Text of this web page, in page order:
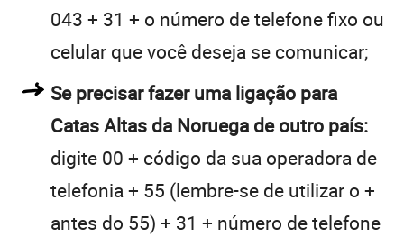
043 + 31 + o número de telefone fixo ou
celular que você deseja se comunicar;
Se precisar fazer uma ligação para
Catas Altas da Noruega de outro país:
digite 00 + código da sua operadora de
telefonia + 55 (lembre-se de utilizar o +
antes do 55) + 31 + número de telefone